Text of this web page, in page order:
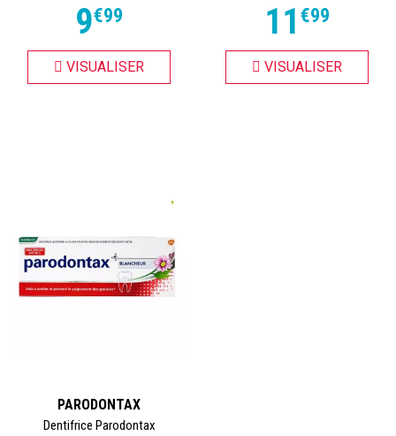
9€99
VISUALISER
11 €99
VISUALISER
PARODONTAX
Dentifrice Parodontax